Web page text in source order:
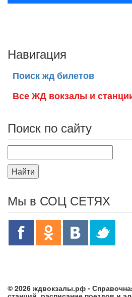
Навигация
Поиск жд билетов
Все ЖД вокзалы и
Поиск по сайту
Найти
Мы в СОЦ СЕТЯХ
© 2026 ждвокзалы.рф -